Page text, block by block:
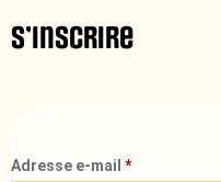
S’inscrire
Adresse e-mail *